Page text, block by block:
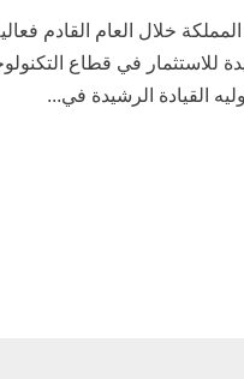
أغسطس 2020 تستضيف المملكة خلال العام
للاستثمار في قطاع
القيادة الرشيدة في...